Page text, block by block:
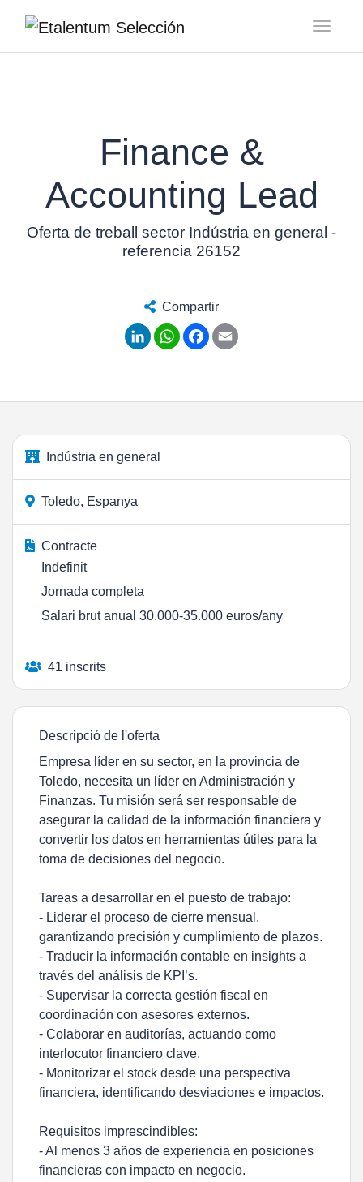
Finance &
Accounting Lead
Oferta de treball sector Indústria en general -
referencia 26152
Compartir
LinkedInWhatsApp
Facebook
Indústria en general
Toledo, Espanya
Contracte
Indefinit
Jornada completa
Salari brut anual 30.000-35.000 euros/any
41 inscrits
Descripció de l'oferta
Empresa líder en su sector, en la provincia de
Toledo, necesita un líder en Administración y
Finanzas. Tu misión será ser responsable de
asegurar la calidad de la información financiera y
convertir los datos en herramientas útiles para la
toma de decisiones del negocio.
Tareas a desarrollar en el puesto de trabajo:
- Liderar el proceso de cierre mensual,
garantizando precisión y cumplimiento de plazos.
- Traducir la información contable en insights a
través del análisis de KPI’s.
- Supervisar la correcta gestión fiscal en
coordinación con asesores externos.
- Colaborar en auditorías, actuando como
interlocutor financiero clave.
- Monitorizar el stock desde una perspectiva
financiera, identificando desviaciones e impactos.
Requisitos imprescindibles:
- Al menos 3 años de experiencia en posiciones
financieras con impacto en negocio.